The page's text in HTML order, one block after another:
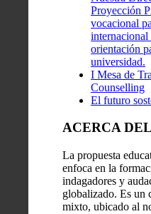
Proyección
vocacional
internacional
orientación
universidad.
I Mesa de
Counselling
El futuro
ACERCA
La propuesta
enfoca en la
indagadores y
globalizado. Es un
mixto, ubicado al